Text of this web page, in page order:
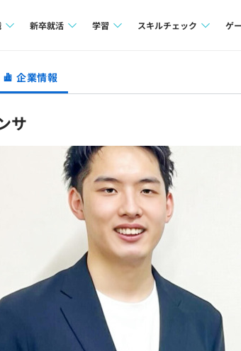
イド
新卒就活
本選考
新卒エージェント
イベント・セミナー
インタビュー
就活成功ガイド
学習
ナレッジ
リファレンス
プラン
個人向けプラン
法人向けプラン
学校向けプラン
契約内容・クーポン
スキルチェック
再チャレンジ結果一覧
ゲ
企業情報
サ